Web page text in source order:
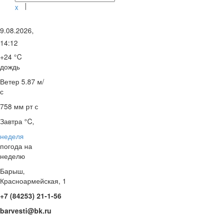
x
|
9.08.2026,
14:12
+24 °C
дождь
Ветер 5.87 м/
с
758 мм рт с
Завтра °C,
неделя
погода на
неделю
Барыш,
Красноармейская, 1
+7 (84253) 21-1-56
barvesti@bk.ru